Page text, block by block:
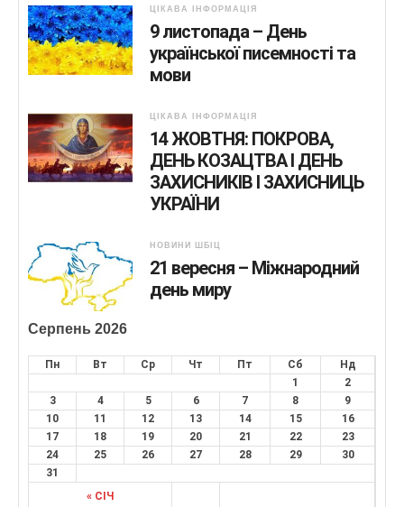
ЦІКАВА ІНФОРМАЦІЯ
9 листопада – День
української писемності та
мови
ЦІКАВА ІНФОРМАЦІЯ
14 ЖОВТНЯ: ПОКРОВА,
ДЕНЬ КОЗАЦТВА І ДЕНЬ
ЗАХИСНИКІВ І ЗАХИСНИЦЬ
УКРАЇНИ
НОВИНИ ШБІЦ
21 вересня – Міжнародний
день миру
Серпень 2026
Пн Вт Ср Чт Пт Сб Нд
« СІЧ
1
2
3
4 5 6 7 8
9
10
11 12 13 14 15
16
17
18 19 20 21 22
23
24
25 26 27 28 29
30
31